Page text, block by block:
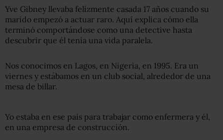
Yve Gibney llevaba felizmente casada 17 años cuando su
marido empezó a actuar raro. Aquí explica cómo ella
terminó comportándose como una detective hasta
descubrir que él tenía una vida paralela.
Nos conocimos en Lagos, en Nigeria, en 1995. Era un
viernes y estábamos en un club social, alrededor de una
mesa de billar.
Yo estaba en ese país para trabajar como enfermera y él,
en una empresa de construcción.